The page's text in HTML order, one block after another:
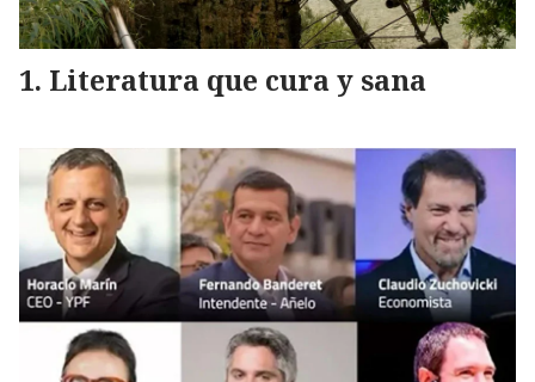
Literatura que cura y sana